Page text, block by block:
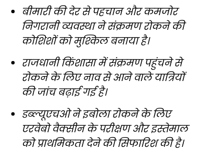
बीमारी की देर से पहचान और कमजोर
निगरानी व्यवस्था ने संक्रमण रोकने की
कोशिशों को मुश्किल बनाया है।
राजधानी किंशासा में संक्रमण पहुंचने से
रोकने के लिए नाव से आने वाले यात्रियों
की जांच बढ़ाई गई है।
डब्ल्यूएचओ ने इबोला रोकने के लिए
एरवेबो वैक्सीन के परीक्षण और इस्तेमाल
को प्राथमिकता देने की सिफारिश की है।